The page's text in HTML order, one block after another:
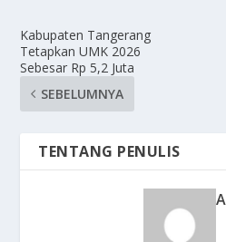
Kabupaten Tangerang
Tetapkan UMK 2026
Sebesar Rp 5,2 Juta
SEBELUMNYA
TENTANG PENULIS